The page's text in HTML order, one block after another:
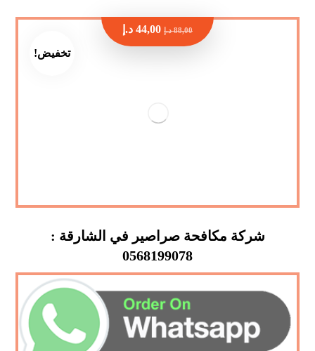
تخفيض!
شركة مكافحة صراصير في الشارقة :
0568199078
88,00 د.إ 44,00 د.إ